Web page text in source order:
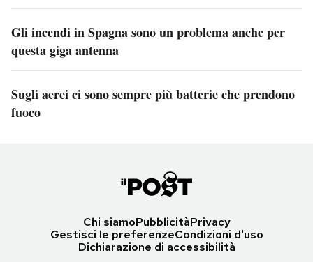
Gli incendi in Spagna sono un problema anche per
questa giga antenna
Sugli aerei ci sono sempre più batterie che prendono
fuoco
Chi siamoPubblicitàPrivacy
Gestisci le preferenzeCondizioni d'uso
Dichiarazione di accessibilità